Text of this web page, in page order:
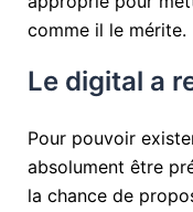
comme il le mérite.
Le digital a
Pour pouvoir
absolument être
la chance de